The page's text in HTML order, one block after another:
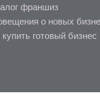
франшиз
о новых
купить готовый бизнес